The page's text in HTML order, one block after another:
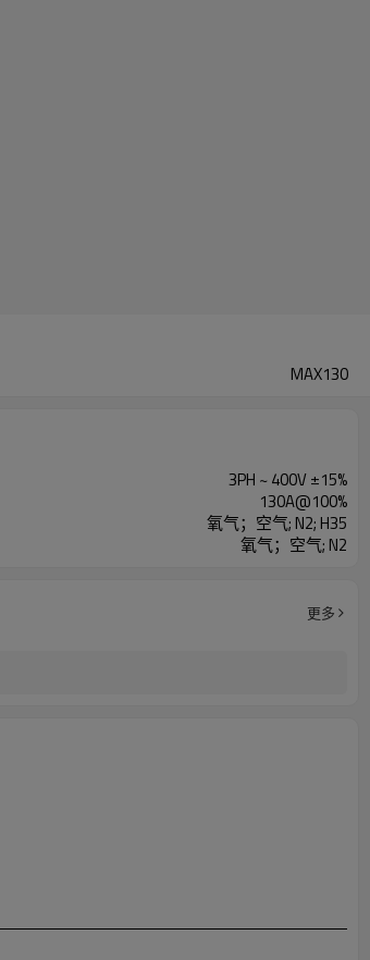
MAX130
3PH ~ 400V ±15%
130A@100%
氧气；空气; N2; H35
氧气；空气; N2
更多